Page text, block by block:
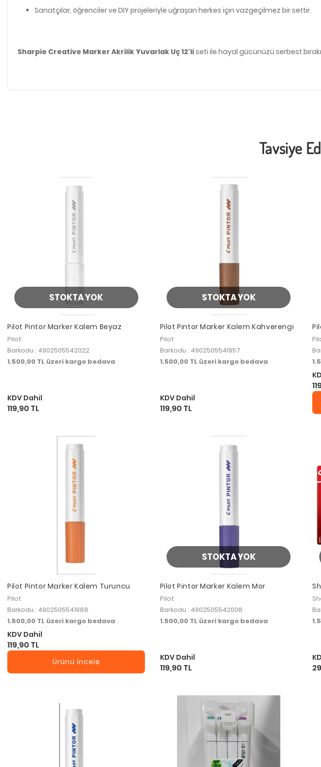
Sanatçılar, öğrenciler ve DIY projeleriyle uğraşan herkes için vazgeçilmez bir settir.
Sharpie Creative Marker Akrilik Yuvarlak Uç 12'liseti ile hayal gücünüzü serbest
Tavsiye
STOKTA YOK
Pilot Pintor Marker Kalem Beyaz
Pilot
Barkodu : 4902505542022
1.500,00 TL üzeri kargo bedava
KDV Dahil
119,90 TL
STOKTA YOK
Pilot Pintor Marker Kalem Kahverengi
Pilot
Barkodu : 4902505541957
1.500,00 TL üzeri kargo bedava
KDV Dahil
119,90 TL
Pilot Pintor Marker Kalem Turuncu
Pilot
Barkodu : 4902505541988
1.500,00 TL üzeri kargo bedava
KDV Dahil
119,90 TL
Ürünü İncele
STOKTA YOK
Pilot Pintor Marker Kalem Mor
Pilot
Barkodu : 4902505542008
1.500,00 TL üzeri kargo bedava
KDV Dahil
119,90 TL